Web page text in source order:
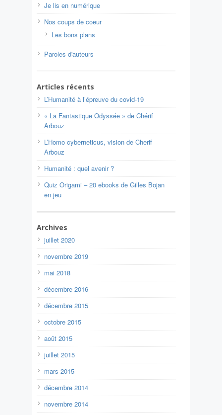
Je lis en numérique
Nos coups de coeur
Les bons plans
Paroles d'auteurs
Articles récents
L’Humanité à l’épreuve du covid-19
« La Fantastique Odyssée » de Chérif
Arbouz
L’Homo cyberneticus, vision de Cherif
Arbouz
Humanité : quel avenir ?
Quiz Origami – 20 ebooks de Gilles Bojan
en jeu
Archives
juillet 2020
novembre 2019
mai 2018
décembre 2016
décembre 2015
octobre 2015
août 2015
juillet 2015
mars 2015
décembre 2014
novembre 2014